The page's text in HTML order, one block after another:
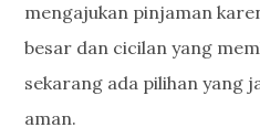
mengajukan pinjaman
besar dan cicilan yang
sekarang ada pilihan yang
aman.